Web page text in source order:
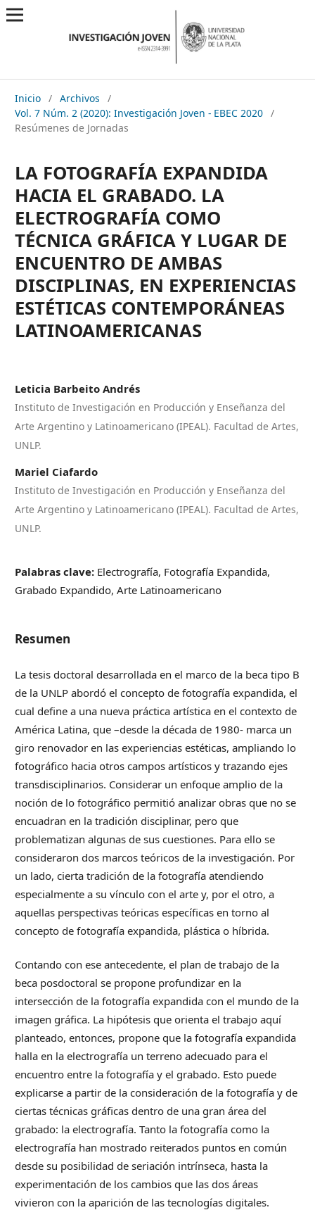
Inicio / Archivos
/
Vol. 7 Núm. 2 (2020): Investigación Joven - EBEC 2020 /
Resúmenes de Jornadas
LA FOTOGRAFÍA EXPANDIDA
HACIA EL GRABADO. LA
ELECTROGRAFÍA COMO
TÉCNICA GRÁFICA Y LUGAR DE
ENCUENTRO DE AMBAS
DISCIPLINAS, EN EXPERIENCIAS
ESTÉTICAS CONTEMPORÁNEAS
LATINOAMERICANAS
Leticia Barbeito Andrés
Instituto de Investigación en Producción y Enseñanza del
Arte Argentino y Latinoamericano (IPEAL). Facultad de Artes,
UNLP.
Mariel Ciafardo
Instituto de Investigación en Producción y Enseñanza del
Arte Argentino y Latinoamericano (IPEAL). Facultad de Artes,
UNLP.
Palabras clave: Electrografía, Fotografía Expandida,
Grabado Expandido, Arte Latinoamericano
Resumen
La tesis doctoral desarrollada en el marco de la beca tipo B
de la UNLP abordó el concepto de fotografía expandida, el
cual define a una nueva práctica artística en el contexto de
América Latina, que –desde la década de 1980- marca un
giro renovador en las experiencias estéticas, ampliando lo
fotográfico hacia otros campos artísticos y trazando ejes
transdisciplinarios. Considerar un enfoque amplio de la
noción de lo fotográfico permitió analizar obras que no se
encuadran en la tradición disciplinar, pero que
problematizan algunas de sus cuestiones. Para ello se
consideraron dos marcos teóricos de la investigación. Por
un lado, cierta tradición de la fotografía atendiendo
especialmente a su vínculo con el arte y, por el otro, a
aquellas perspectivas teóricas específicas en torno al
concepto de fotografía expandida, plástica o híbrida.
Contando con ese antecedente, el plan de trabajo de la
beca posdoctoral se propone profundizar en la
intersección de la fotografía expandida con el mundo de la
imagen gráfica. La hipótesis que orienta el trabajo aquí
planteado, entonces, propone que la fotografía expandida
halla en la electrografía un terreno adecuado para el
encuentro entre la fotografía y el grabado. Esto puede
explicarse a partir de la consideración de la fotografía y de
ciertas técnicas gráficas dentro de una gran área del
grabado: la electrografía. Tanto la fotografía como la
electrografía han mostrado reiterados puntos en común
desde su posibilidad de seriación intrínseca, hasta la
experimentación de los cambios que las dos áreas
vivieron con la aparición de las tecnologías digitales.